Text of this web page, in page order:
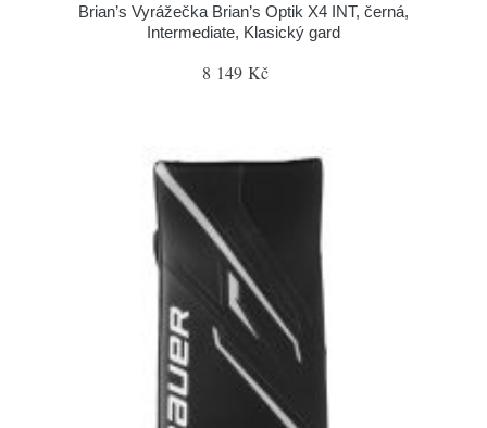
Brian’s Vyrážečka Brian’s Optik X4 INT, černá,
Intermediate, Klasický gard
8 149 Kč